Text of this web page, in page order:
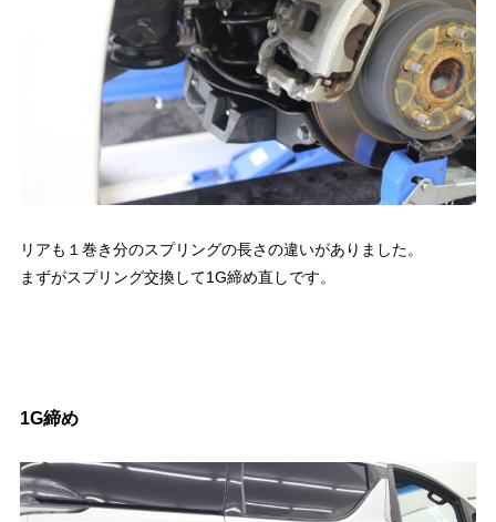
リアも１巻き分のスプリングの長さの違いがありました。
まずがスプリング交換して1G締め直しです。
1G締め